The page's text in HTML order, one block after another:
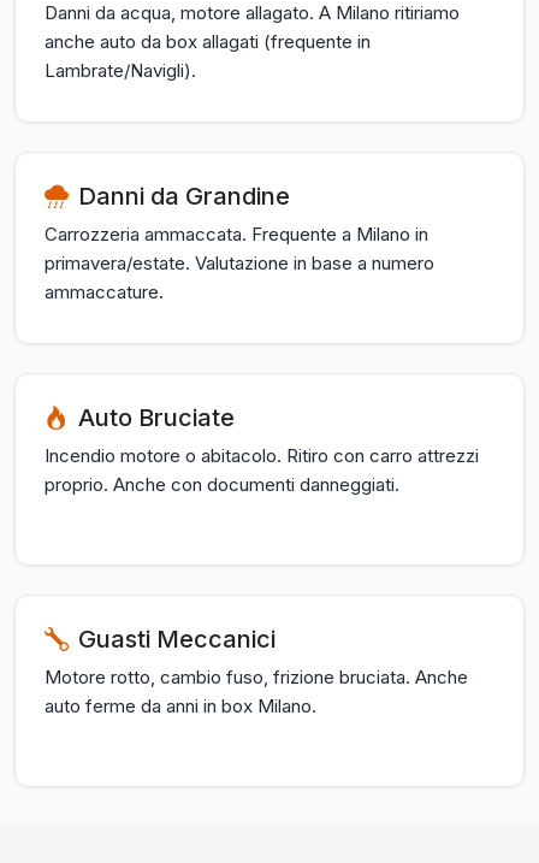
Danni da acqua, motore allagato. A Milano ritiriamo
anche auto da box allagati (frequente in
Lambrate/Navigli).
Danni da Grandine
Carrozzeria ammaccata. Frequente a Milano in
primavera/estate. Valutazione in base a numero
ammaccature.
Auto Bruciate
Incendio motore o abitacolo. Ritiro con carro attrezzi
proprio. Anche con documenti danneggiati.
Guasti Meccanici
Motore rotto, cambio fuso, frizione bruciata. Anche
auto ferme da anni in box Milano.